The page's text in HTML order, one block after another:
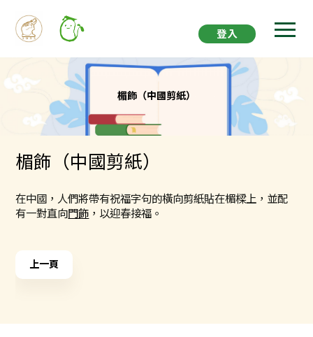
登入
楣飾（中國剪紙）
楣飾（中國剪紙）
在中國，人們將帶有祝福字句的橫向剪紙貼在楣樑上，並配
有一對直向 門飾 ，以迎春接福。
上一頁